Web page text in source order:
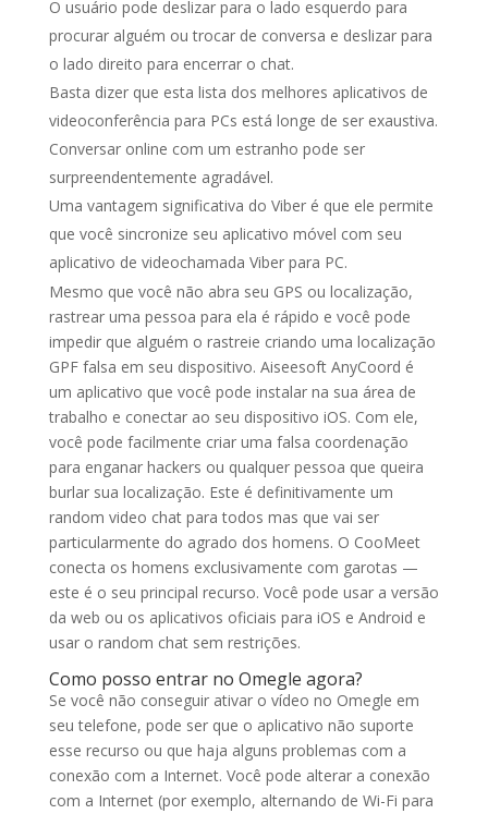
O usuário pode deslizar para o lado esquerdo para
procurar alguém ou trocar de conversa e deslizar para
o lado direito para encerrar o chat.
Basta dizer que esta lista dos melhores aplicativos de
videoconferência para PCs está longe de ser exaustiva.
Conversar online com um estranho pode ser
surpreendentemente agradável.
Uma vantagem significativa do Viber é que ele permite
que você sincronize seu aplicativo móvel com seu
aplicativo de videochamada Viber para PC.
Mesmo que você não abra seu GPS ou localização,
rastrear uma pessoa para ela é rápido e você pode
impedir que alguém o rastreie criando uma localização
GPF falsa em seu dispositivo. Aiseesoft AnyCoord é
um aplicativo que você pode instalar na sua área de
trabalho e conectar ao seu dispositivo iOS. Com ele,
você pode facilmente criar uma falsa coordenação
para enganar hackers ou qualquer pessoa que queira
burlar sua localização. Este é definitivamente um
random video chat para todos mas que vai ser
particularmente do agrado dos homens. O CooMeet
conecta os homens exclusivamente com garotas —
este é o seu principal recurso. Você pode usar a versão
da web ou os aplicativos oficiais para iOS e Android e
usar o random chat sem restrições.
Como posso entrar no Omegle agora?
Se você não conseguir ativar o vídeo no Omegle em
seu telefone, pode ser que o aplicativo não suporte
esse recurso ou que haja alguns problemas com a
conexão com a Internet. Você pode alterar a conexão
com a Internet (por exemplo, alternando de Wi-Fi para